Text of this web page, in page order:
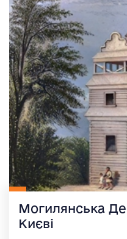
Могилянська
Києві